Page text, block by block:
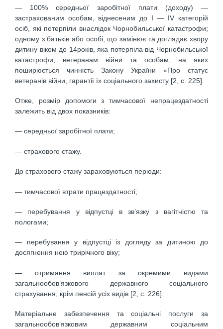
— 100% середньої заробітної плати (доходу) —
застрахованим особам, віднесеним до І — IV категорій
осіб, які потерпіли внаслідок Чорнобильської катастрофи;
одному з батьків або особі, що замінює та доглядає хвору
дитину віком до 14років, яка потерпіла від Чорнобильської
катастрофи; ветеранам війни та особам, на яких
поширюється чинність Закону України «Про статус
ветеранів війни, гарантії їх соціального захисту [2, с. 225].
Отже, розмір допомоги з тимчасової непрацездатності
залежить від двох показників:
— середньої заробітної плати;
— страхового стажу.
До страхового стажу зараховуються періоди:
— тимчасової втрати працездатності;
— перебування у відпустці в зв’язку з вагітністю та
пологами;
— перебування у відпустці із догляду за дитиною до
досягнення нею трирічного віку;
— отримання виплат за окремими видами
загальнообов’язкового державного соціального
страхування, крім пенсій усіх видів [2, с. 226].
Матеріальне забезпечення та соціальні послуги за
загальнообов’язковим державним соціальним